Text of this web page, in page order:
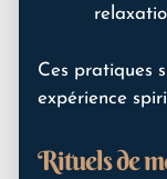
Ces pratiques
expérience
Rituels de